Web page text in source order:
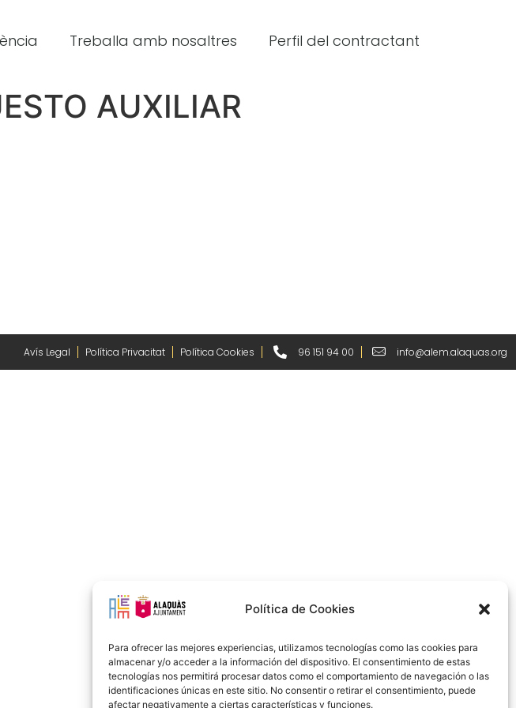
Política de Cookies
Para ofrecer las mejores experiencias, utilizamos tecnologías como las cookies para
almacenar y/o acceder a la información del dispositivo. El consentimiento de estas
tecnologías nos permitirá procesar datos como el comportamiento de navegación o las
identificaciones únicas en este sitio. No consentir o retirar el consentimiento, puede
afectar negativamente a ciertas características y funciones.
Treballa amb nosaltres Perfil del contractant
AUXILIAR
Avís Legal Política Privacitat Política Cookies 96 151 94 00 info@alem.alaquas.org